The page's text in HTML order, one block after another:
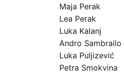
Maja Perak
Lea Perak
Luka Kalanj
Andro Sambrailo
Luka Puljizević
Petra Smokvina